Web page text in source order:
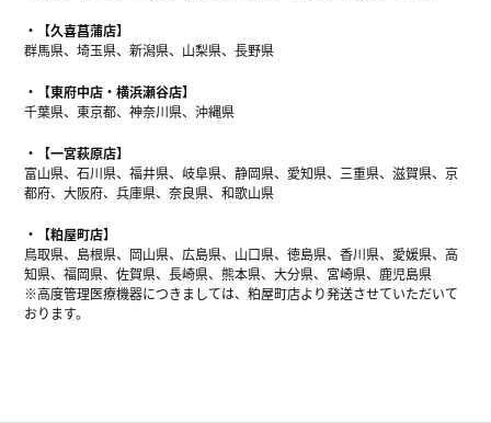
【久喜菖蒲店】
群馬県、埼玉県、新潟県、山梨県、長野県
【東府中店・横浜瀬谷店】
千葉県、東京都、神奈川県、沖縄県
【一宮萩原店】
富山県、石川県、福井県、岐阜県、静岡県、愛知県、三重県、滋賀県、京
都府、大阪府、兵庫県、奈良県、和歌山県
【粕屋町店】
鳥取県、島根県、岡山県、広島県、山口県、徳島県、香川県、愛媛県、高
知県、福岡県、佐賀県、長崎県、熊本県、大分県、宮崎県、鹿児島県
※高度管理医療機器につきましては、粕屋町店より発送させていただいて
おります。